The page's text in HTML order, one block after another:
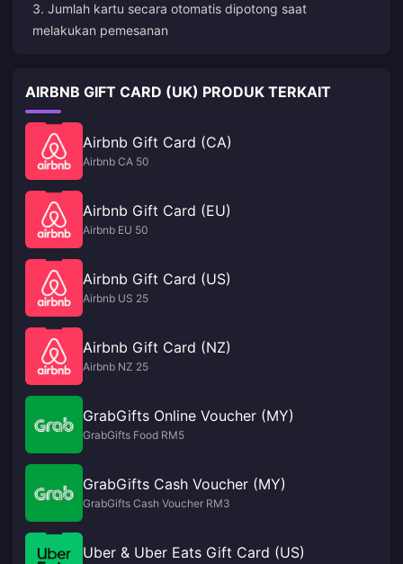
3. Jumlah kartu secara otomatis dipotong saat
melakukan pemesanan
AIRBNB GIFT CARD (UK) PRODUK TERKAIT
Airbnb Gift Card (CA)
Airbnb CA 50
Airbnb Gift Card (EU)
Airbnb EU 50
Airbnb Gift Card (US)
Airbnb US 25
Airbnb Gift Card (NZ)
Airbnb NZ 25
GrabGifts Online Voucher (MY)
GrabGifts Food RM5
GrabGifts Cash Voucher (MY)
GrabGifts Cash Voucher RM3
Uber & Uber Eats Gift Card (US)